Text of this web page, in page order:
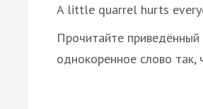
A little quarrel hurts
Прочитайте приведённый
однокоренное слово